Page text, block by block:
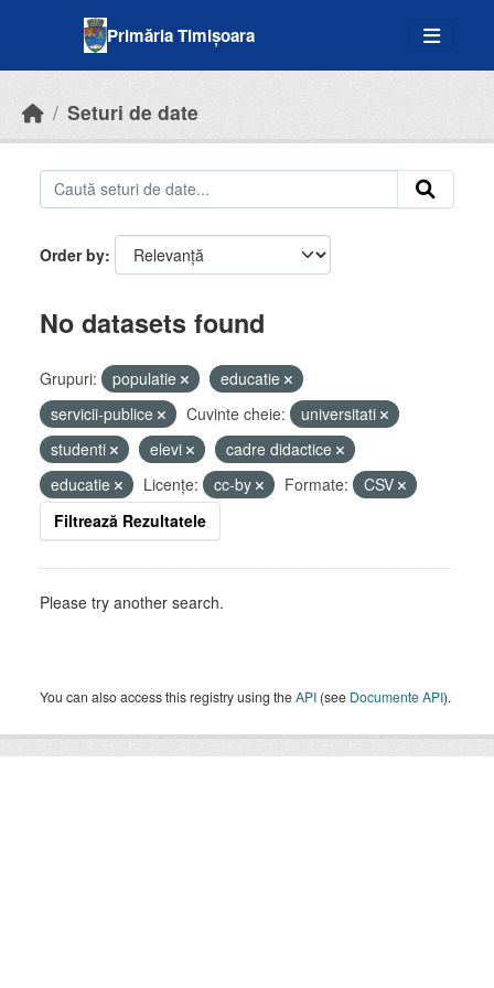
Primăria Timișoara
Seturi de date
Order by
No datasets found
Grupuri: populatie
educatie
servicii-publice
Cuvinte cheie:
universitati
studenti
elevi
cadre didactice
educatie
Licenţe: cc-by Formate:
CSV
Filtrează Rezultatele
Please try another search.
You can also access this registry using theAPI (see Documente API).